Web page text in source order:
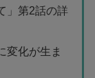
」第2話の詳
変化が生ま